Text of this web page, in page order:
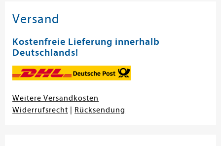
Versand
Kostenfreie Lieferung innerhalb
Deutschlands!
Weitere Versandkosten
Widerrufsrecht
Rücksendung